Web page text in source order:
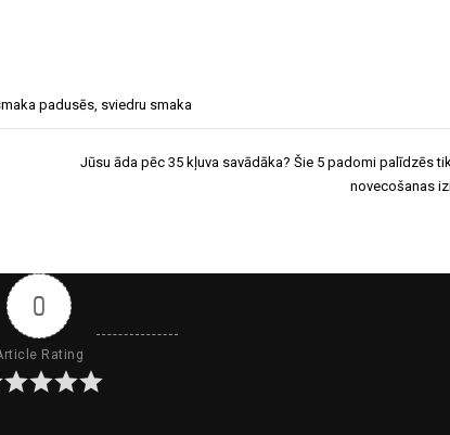
padusēs, sviedru smaka
Jūsu āda pēc 35 kļuva savādāka? Šie 5 padomi palīdzēs
novecošanas
0
Rating